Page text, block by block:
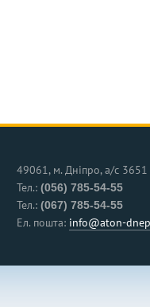
49061, м. Дніпро, а/с 3651
Тел.: (056) 785-54-55
Тел.: (067) 785-54-55
Ел. пошта: info@aton-